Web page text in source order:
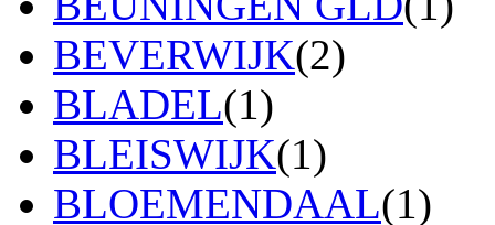
BEVERWIJK(2)
BLADEL(1)
BLEISWIJK(1)
BLOEMENDAAL(1)